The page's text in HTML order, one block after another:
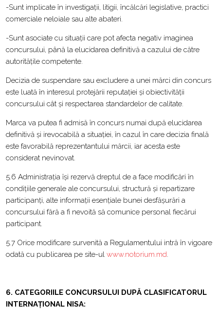
-Sunt implicate în investigații, litigii, încălcări legislative, practici
comerciale neloiale sau alte abateri.
-Sunt asociate cu situații care pot afecta negativ imaginea
concursului, până la elucidarea definitivă a cazului de către
autoritățile competente.
Decizia de suspendare sau excludere a unei mărci din concurs
este luată în interesul protejării reputației și obiectivității
concursului cât și respectarea standardelor de calitate.
Marca va putea fi admisă în concurs numai după elucidarea
definitivă și irevocabilă a situației, în cazul în care decizia finală
este favorabilă reprezentantului mărcii, iar acesta este
considerat nevinovat.
5.6 Administrația își rezervă dreptul de a face modificări în
condițiile generale ale concursului, structură și repartizare
participanți, alte informații esențiale bunei desfășurări a
concursului fără a fi nevoită să comunice personal fiecărui
participant.
5.7 Orice modificare survenită a Regulamentului intră în vigoare
odată cu publicarea pe site-ul www.notorium.md.
6. CATEGORIILE CONCURSULUI DUPĂ CLASIFICATORUL
INTERNAȚIONAL NISA: